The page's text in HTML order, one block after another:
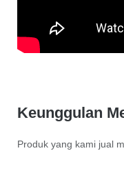
Keunggulan
Produk yang kami jual